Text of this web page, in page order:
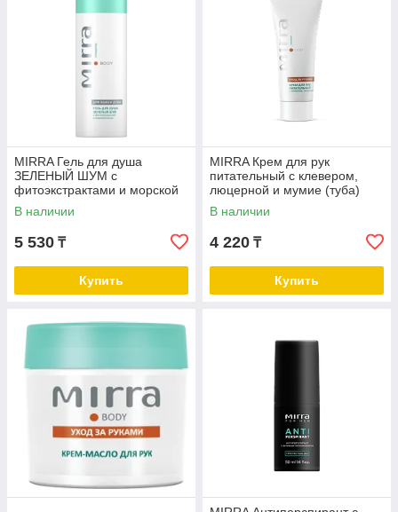
MIRRA Гель для душа
ЗЕЛЕНЫЙ ШУМ с
фитоэкстрактами и морской
солью
В наличии
5 530 ₸
Купить
MIRRA Крем для рук
питательный с клевером,
люцерной и мумие (туба)
В наличии
4 220 ₸
Купить